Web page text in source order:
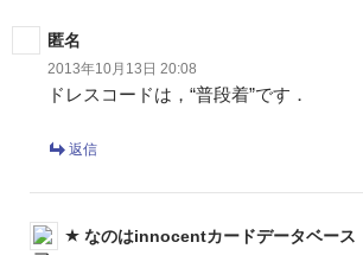
ョ
ン
匿名
2013年10月13日 20:08
ドレスコードは，“普段着”です．
返信
なのはinnocentカードデータベース